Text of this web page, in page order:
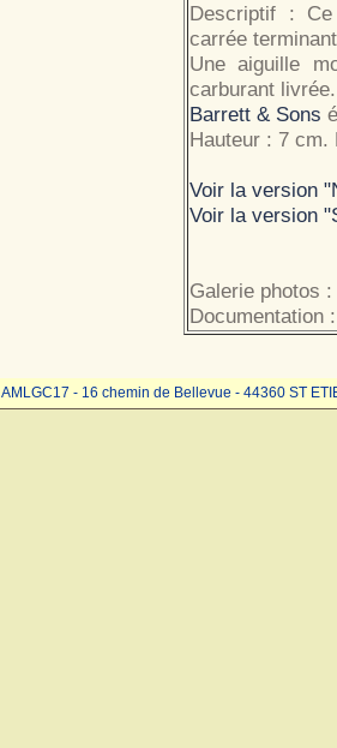
Descriptif :
carrée
Une aiguille
carburant
Barrett & Sons
Hauteur : 7 cm.
Voir la version
Voir la version
Galerie photos :
Documentation :
AMLGC17 - 16 chemin de Bellevue - 44360 ST